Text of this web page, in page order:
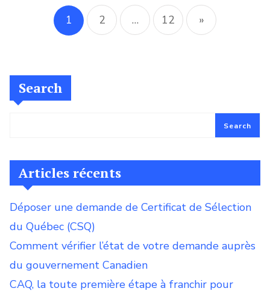
pagination
1 2 … 12 »
Search
Search
Articles récents
Déposer une demande de Certificat de Sélection
du Québec (CSQ)
Comment vérifier l’état de votre demande auprès
du gouvernement Canadien
CAQ, la toute première étape à franchir pour